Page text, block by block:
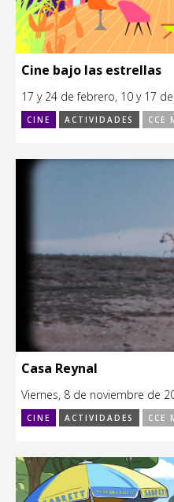
Cine bajo las estrellas
17 y 24 de febrero, 10 y 17
CINE ACTIVIDADES CCE
Casa Reynal
Viernes, 8 de noviembre de
CINE ACTIVIDADES CCE